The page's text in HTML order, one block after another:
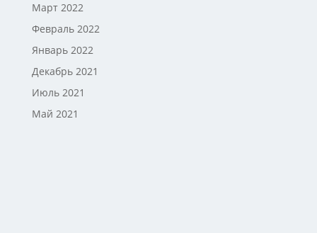
Март 2022
Февраль 2022
Январь 2022
Декабрь 2021
Июль 2021
Май 2021